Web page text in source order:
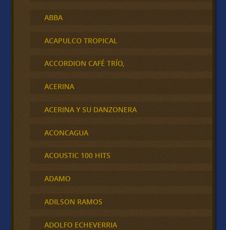
ABBA
ACAPULCO TROPICAL
ACCORDION CAFÉ TRÍO,
ACERINA
ACERINA Y SU DANZONERA
ACONCAGUA
ACOUSTIC 100 HITS
ADAMO
ADILSON RAMOS
ADOLFO ECHEVERRIA